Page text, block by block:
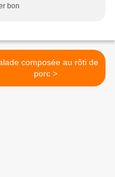
bon
composée au rôti de
porc >